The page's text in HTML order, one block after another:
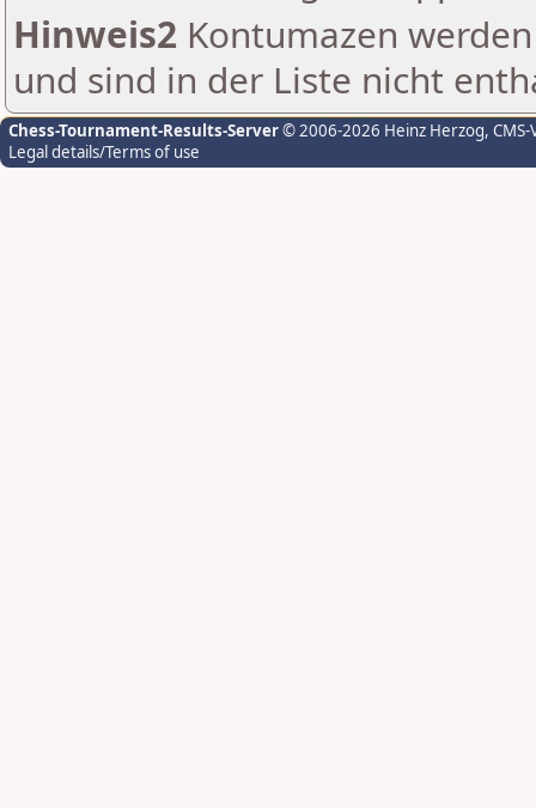
Hinweis2 Kontumazen
und sind in der Liste nicht
Chess-Tournament-Results-Server© 2006-2026 Heinz Herzog,
Legal details/Terms of use